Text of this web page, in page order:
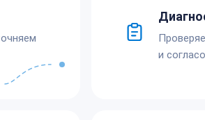
и